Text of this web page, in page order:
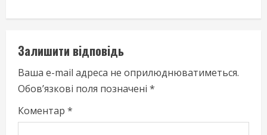
n
u
e
R
e
Залишити відповідь
Ваша e-mail адреса не оприлюднюватиметься.
Обов’язкові поля позначені *
Коментар *